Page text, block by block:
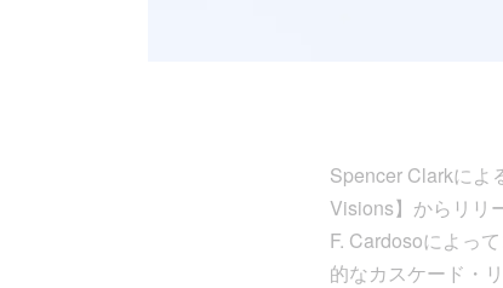
Spencer Clarkによ
Visions】からリリ
F. Cardosoによっ
的なカスケード・